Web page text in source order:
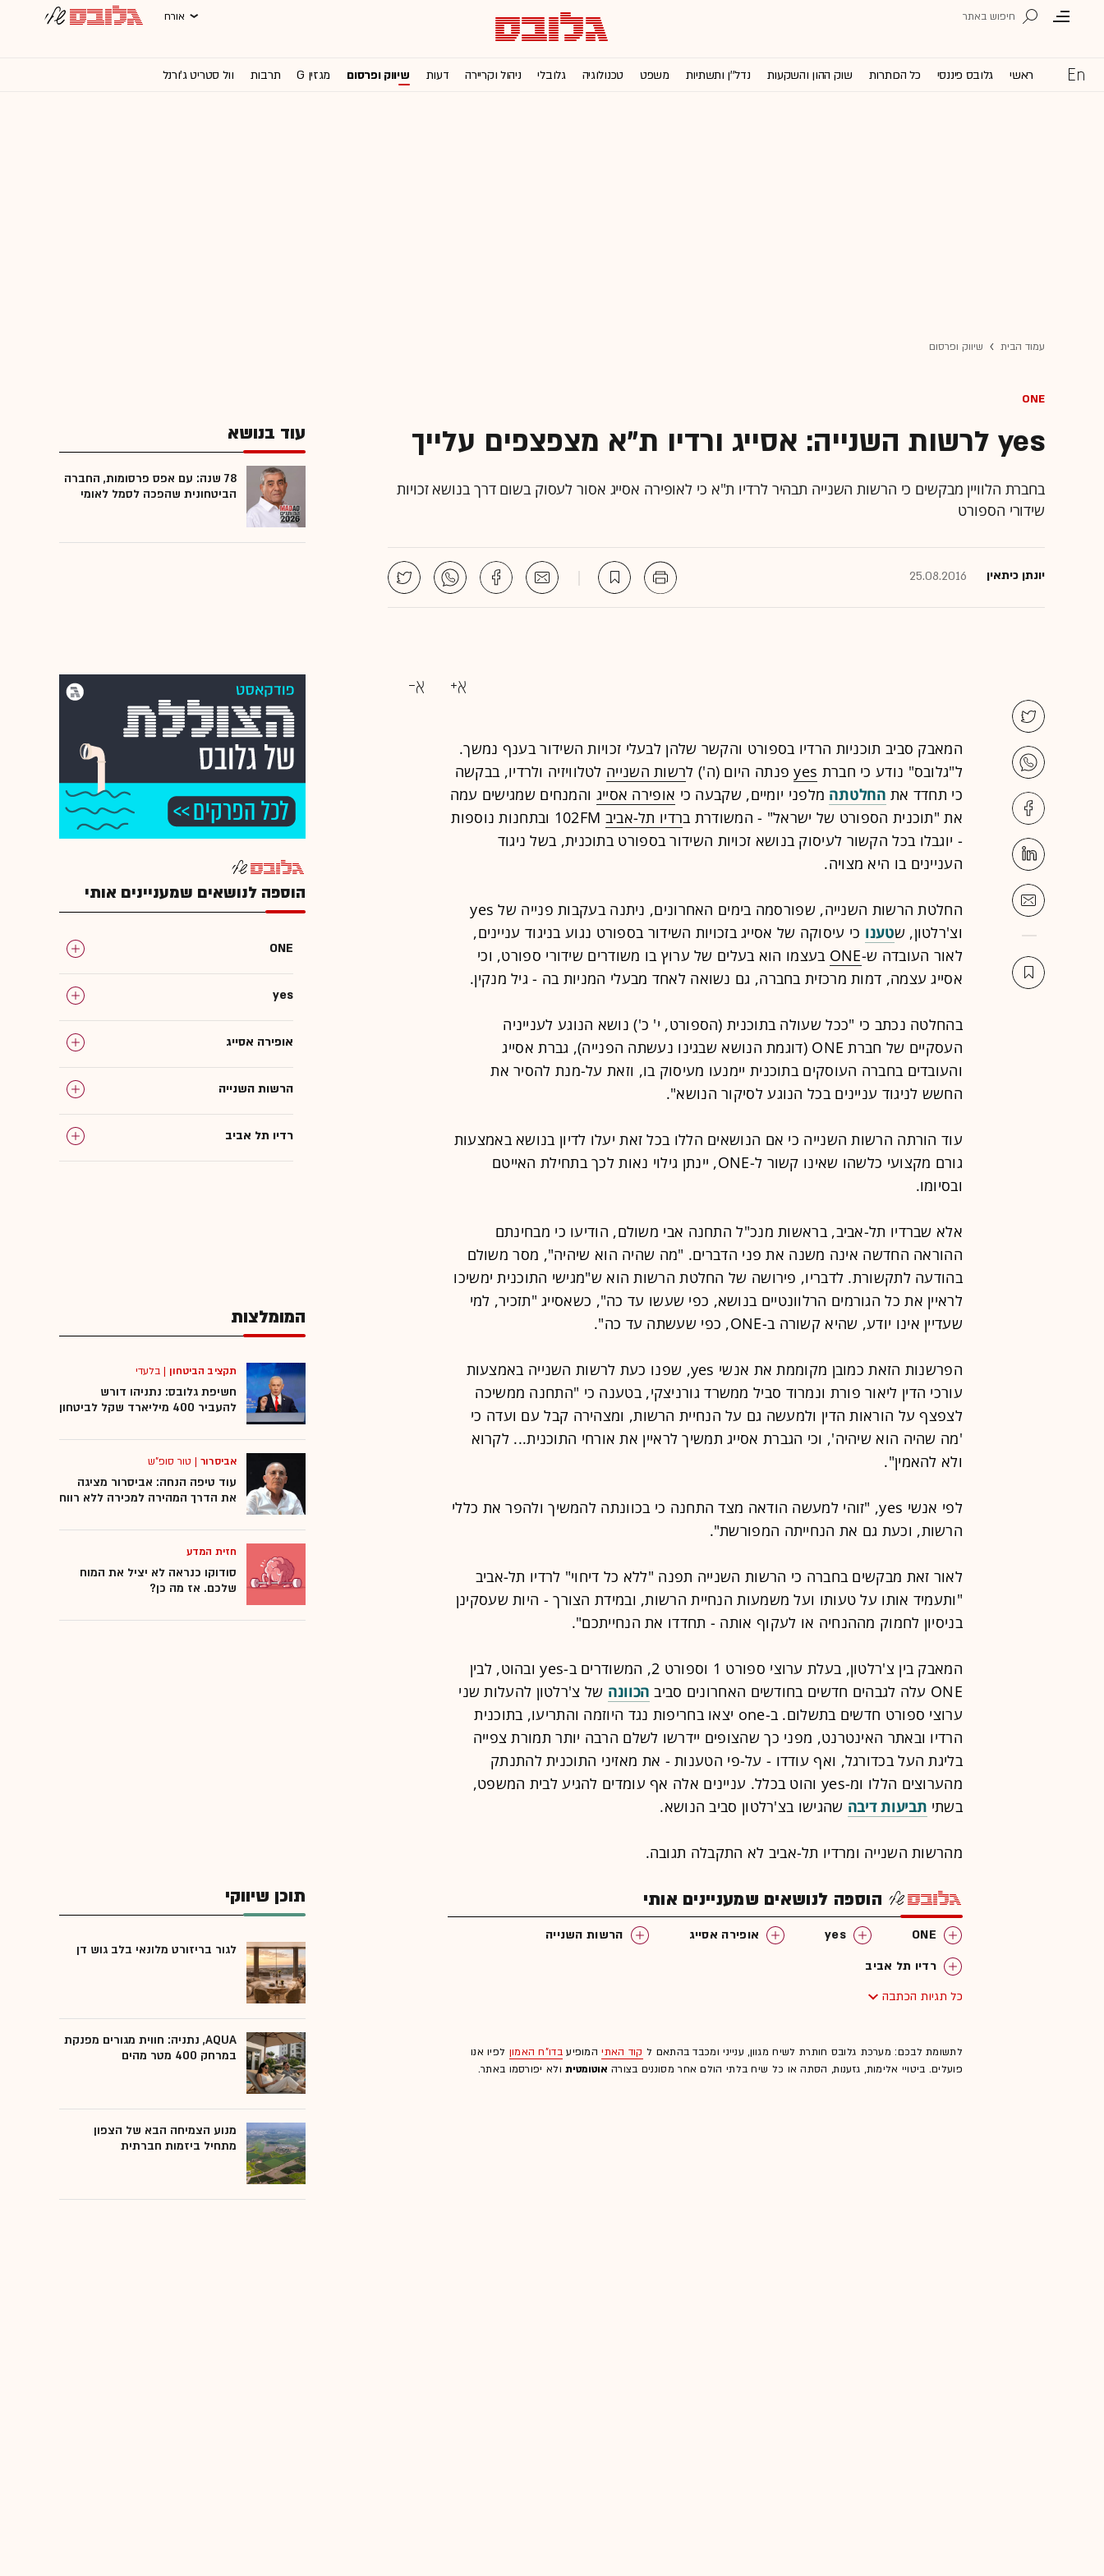
אורח
ראשי גלובס פיננסי כל הכותרות שוק ההון והשקעות נדל''ן ותשתיות משפט טכנולוגיה גלובלי ניהול וקריירה דעות שיווק ופרסום מגזין G תרבות וול סטריט ג'ורנל
עמוד הבית שיווק ופרסום
ONE
yes לרשות השנייה: אסייג ורדיו ת"א מצפצפים עלייך
בחברת הלוויין מבקשים כי הרשות השנייה תבהיר לרדיו ת"א כי לאופירה אסייג אסור לעסוק בשום דרך בנושא זכויות
שידורי הספורט
יונתן כיתאין 25.08.2016
המאבק סביב תוכניות הרדיו בספורט והקשר שלהן לבעלי זכויות השידור בענף נמשך.
ל"גלובס" נודע כי חברת yesפנתה היום (ה') לרשות השנייה לטלוויזיה ולרדיו, בבקשה
כי תחדד את החלטתה מלפני יומיים, שקבעה כי אופירה אסייג והמנחים שמגישים עמה
את "תוכנית הספורט של ישראל" - המשודרת ברדיו תל-אביב
ובתחנות נוספות
- יוגבלו בכל הקשור לעיסוק בנושא זכויות השידור בספורט בתוכנית, בשל ניגוד
העניינים בו היא מצויה.
החלטת הרשות השנייה, שפורסמה בימים האחרונים, ניתנה בעקבות פנייה של yes
וצ'רלטון, שטענו כי עיסוקה של אסייג בזכויות השידור בספורט נגוע בניגוד עניינים,
לאור העובדה ש-ONE בעצמו הוא בעלים של ערוץ בו משודרים שידורי ספורט, וכי
אסייג עצמה, דמות מרכזית בחברה, גם נשואה לאחד מבעלי המניות בה - גיל מנקין.
בהחלטה נכתב כי "ככל שעולה בתוכנית (הספורט, י' כ') נושא הנוגע לענייניה
העסקיים של חברת ‏ONE‏ (דוגמת הנושא שבגינו נעשתה הפנייה), גברת אסייג
‏והעובדים בחברה העוסקים בתוכנית יימנעו מעיסוק בו, וזאת על-מנת להסיר את
החשש לניגוד ‏עניינים בכל הנוגע לסיקור הנושא".
עוד הורתה הרשות השנייה כי אם הנושאים הללו בכל זאת יעלו לדיון בנושא באמצעות
גורם מקצועי כלשהו שאינו קשור ל-ONE, יינתן גילוי נאות לכך בתחילת האייטם
ובסיומו.
אלא שברדיו תל-אביב, בראשות מנכ"ל התחנה אבי משולם, הודיעו כי מבחינתם
ההוראה החדשה אינה משנה את פני הדברים. "מה שהיה הוא שיהיה", מסר משולם
בהודעה לתקשורת. לדבריו, פירושה של החלטת הרשות הוא ש"מגישי התוכנית ימשיכו
לראיין את כל הגורמים הרלוונטיים בנושא, כפי שעשו עד כה", כשאסייג "תזכיר, למי
שעדיין אינו יודע, שהיא קשורה ב-ONE, כפי שעשתה עד כה".
הפרשנות הזאת כמובן מקוממת את אנשי yes, שפנו כעת לרשות השנייה באמצעות
עורכי הדין ליאור פורת ונמרוד סביל ממשרד גורניצקי, בטענה כי "התחנה ממשיכה
לצפצף על הוראות הדין ולמעשה גם על הנחיית הרשות, ומצהירה קבל עם ועדה כי
'מה שהיה הוא שיהיה', וכי הגברת אסייג תמשיך לראיין את אורחי התוכנית... לקרוא
ולא להאמין".
לפי אנשי yes, "זוהי למעשה הודאה מצד התחנה כי בכוונתה להמשיך ולהפר את כללי
הרשות, וכעת גם את הנחייתה המפורשת".
לאור זאת מבקשים בחברה כי הרשות השנייה תפנה "ללא כל דיחוי" לרדיו תל-אביב
"ותעמיד אותו על טעותו ועל משמעות הנחיית הרשות, ובמידת הצורך - היות שעסקינן
בניסיון לחמוק מההנחיה או לעקוף אותה - תחדדו את הנחייתכם".
המאבק בין צ'רלטון, בעלת ערוצי ספורט 1 וספורט 2, המשודרים ב-yes ובהוט, לבין
ONE עלה לגבהים חדשים בחודשים האחרונים סביב
הכוונה של צ'רלטון להעלות שני
ערוצי ספורט חדשים בתשלום. ב-one יצאו בחריפות נגד היוזמה והתריעו, בתוכנית
הרדיו ובאתר האינטרנט, מפני כך שהצופים יידרשו לשלם הרבה יותר תמורת צפייה
בליגת העל בכדורגל, ואף עודדו - על-פי הטענות - את מאזיני התוכנית להתנתק
מהערוצים הללו ומ-yes והוט בכלל. עניינים אלה אף עומדים להגיע לבית המשפט,
בשתי תביעות דיבה שהגישו בצ'רלטון סביב הנושא.
מהרשות השנייה ומרדיו תל-אביב לא התקבלה תגובה.
הוספה לנושאים שמעניינים אותי
ONE
yes אופירה אסייג
הרשות השנייה
רדיו תל אביב
כל תגיות הכתבה
לתשומת לבכם: מערכת גלובס חותרת לשיח מגוון, ענייני ומכבד בהתאם ל קוד האתיהמופיעבדו"ח האמון לפיו אנו
פועלים. ביטויי אלימות, גזענות, הסתה או כל שיח בלתי הולם אחר מסוננים בצורה אוטומטיתולא יפורסמו באתר.
עוד בנושא
78 שנה: עם אפס פרסומות, החברה
הביטחונית שהפכה לסמל לאומי
הוספה לנושאים שמעניינים אותי
ONE
yes
אופירה אסייג
הרשות השנייה
רדיו תל אביב
המומלצות
תקציב הביטחון |בלעדי
חשיפת גלובס: נתניהו דורש
להעביר 400 מיליארד שקל לביטחון
אביסרור| טור סופ"ש
עוד טיפה הנחה: אביסרור מציגה
את הדרך המהירה למכירה ללא רווח
חזית המדע
סודוקו כנראה לא יציל את המוח
שלכם. אז מה כן?
תוכן שיווקי
לגור בריזורט מלונאי בלב גוש דן
AQUA, נתניה: חווית מגורים מפנקת
במרחק 400 מטר מהים
מנוע הצמיחה הבא של הצפון
מתחיל ביזמות חברתית